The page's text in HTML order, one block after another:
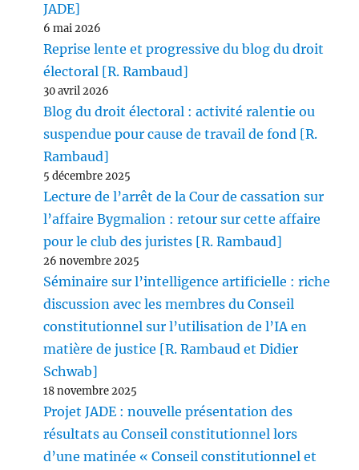
JADE]
6 mai 2026
Reprise lente et progressive du blog du droit
électoral [R. Rambaud]
30 avril 2026
Blog du droit électoral : activité ralentie ou
suspendue pour cause de travail de fond [R.
Rambaud]
5 décembre 2025
Lecture de l’arrêt de la Cour de cassation sur
l’affaire Bygmalion : retour sur cette affaire
pour le club des juristes [R. Rambaud]
26 novembre 2025
Séminaire sur l’intelligence artificielle : riche
discussion avec les membres du Conseil
constitutionnel sur l’utilisation de l’IA en
matière de justice [R. Rambaud et Didier
Schwab]
18 novembre 2025
Projet JADE : nouvelle présentation des
résultats au Conseil constitutionnel lors
d’une matinée « Conseil constitutionnel et